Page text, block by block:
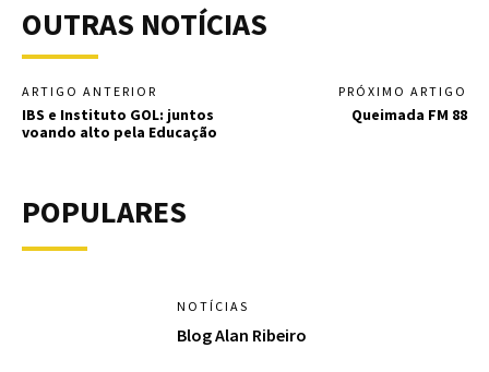
OUTRAS NOTÍCIAS
ARTIGO ANTERIOR
IBS e Instituto GOL: juntos
voando alto pela Educação
PRÓXIMO ARTIGO
Queimada FM 88
POPULARES
NOTÍCIAS
Blog Alan Ribeiro